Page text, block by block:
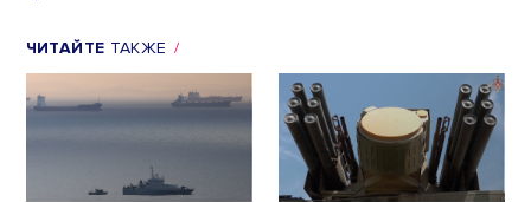
ЧИТАЙТЕ ТАКЖЕ